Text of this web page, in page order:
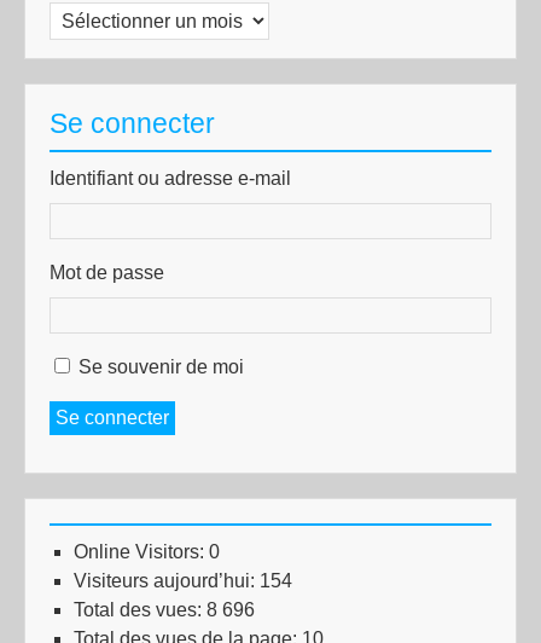
Archives
Se connecter
Identifiant ou adresse e-mail
Mot de passe
Se souvenir de moi
Se connecter
Online Visitors: 0
Visiteurs aujourd’hui: 154
Total des vues: 8 696
Total des vues de la page: 10